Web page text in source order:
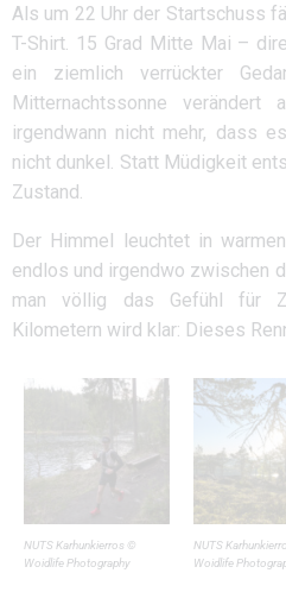
Als um 22 Uhr der Startschuss
T-Shirt. 15 Grad Mitte Mai –
ein ziemlich verrückter
Mitternachtssonne
irgendwann nicht mehr, dass
nicht dunkel. Statt Müdigkeit
Zustand.
Der Himmel leuchtet in
endlos und irgendwo zwischen
man völlig das Gefühl für
Kilometern wird klar: Dieses
NUTS Karhunkierros ©
Woidlife Photography
NUTS
Woidlife